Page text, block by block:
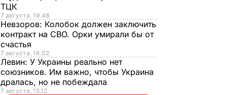
ТЦК
7 августа, 19.48
Невзоров: Колобок должен заключить
контракт на СВО. Орки умирали бы от
счастья
7 августа, 16.02
Левин: У Украины реально нет
союзников. Им важно, чтобы Украина
дралась, но не побеждала
7 августа, 15.12